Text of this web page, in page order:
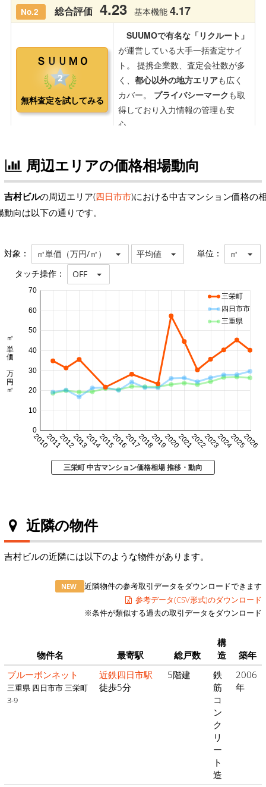
周辺エリアの価格相場動向
吉村ビルの周辺エリア(四日市市)における中古マンション価格の
動向は以下の通りです。
対象： ㎡単価（万円/㎡） 平均値 単位： ㎡
タッチ操作： OFF
20102011201220132014201520162017201820192020202120222023202420252026
0
10
20
30
40
50
60
70
㎡単価 万円/㎡
三栄町
四日市市
三重県
三栄町 中古マンション価格相場 推移・動向
近隣の物件
吉村ビルの近隣には以下のような物件があります。
NEW
近隣物件の参考取引データをダウンロードできます
参考データ(CSV形式)のダウンロード
※条件が類似する過去の取引データをダウンロード
物件名 最寄駅 総戸数
構
造
築年
ブルーボンネット
三重県 四日市市 三栄町
3-9
近鉄四日市駅
徒歩5分
5階建
鉄
筋
コ
ン
ク
リ
ー
ト
造
2006
年